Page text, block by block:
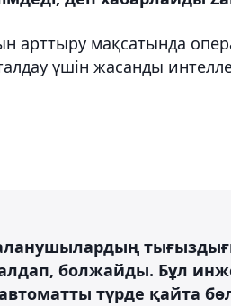
арттыру мақсатында
үшін жасанды
болжайды. Бұл
түрде қайта